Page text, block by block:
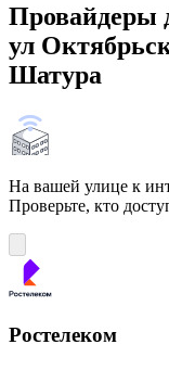
Провайдеры
ул
Шатура
На вашей улице к
Проверьте, кто
Ростелеком